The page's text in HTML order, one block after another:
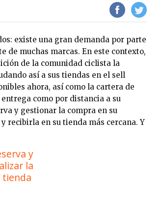
existe una gran demanda por parte
de muchas marcas. En este contexto,
de la comunidad ciclista la
así a sus tiendas en el sell
ahora, así como la cartera de
como por distancia a su
y gestionar la compra en su
recibirla en su tienda más cercana. Y
y
la
tienda